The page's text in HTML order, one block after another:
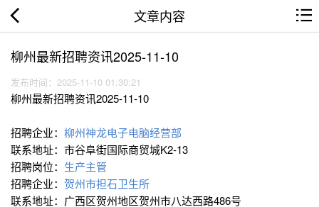
文章内容
柳州最新招聘资讯2025-11-10
发布时间：2025-11-10 01:30:21
柳州最新招聘资讯2025-11-10
招聘企业： 柳州神龙电子电脑经营部
联系地址：市谷阜街国际商贸城K2-13
招聘岗位： 生产主管
招聘企业： 贺州市担石卫生所
联系地址：广西区贺州地区贺州市八达西路486号